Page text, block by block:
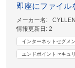
即座にファイル
メーカー名:
情報更新日:2
インターネットセグメ
エンドポイントセキュ